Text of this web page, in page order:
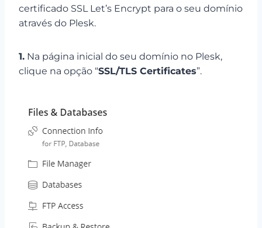
certificado SSL Let’s Encrypt para o seu domínio
através do Plesk.
1. Na página inicial do seu domínio no Plesk,
clique na opção “SSL/TLS Certificates”.